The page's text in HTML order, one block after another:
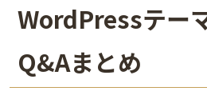
WordPressテー
Q&Aまとめ